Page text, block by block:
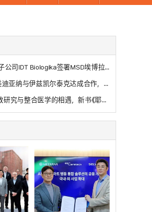
SK生物科技与子公司IDT Biologika签署MSD埃博拉疫苗委托生产合同
塞尔瓦斯AI、美迪亚纳与伊兹凯尔泰克达成合作，共同开发基于AI的智能病房解决方案
基督教医疗宣教研究与整合医学的相遇，新书《耶稣基督的三位一体医治宣教事工》出版